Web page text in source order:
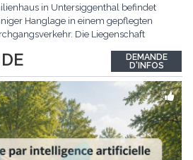
in Untersiggenthal befindet
Hanglage in einem gepflegten
Die Liegenschaft
Freizeitmöglichkeiten mit Sauna
Das Haus wurde ursprünglich...
DEMANDE
D'INFOS